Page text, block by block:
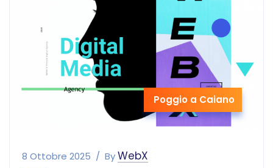
Poggio a Caiano
8 Ottobre 2025 ByWebX